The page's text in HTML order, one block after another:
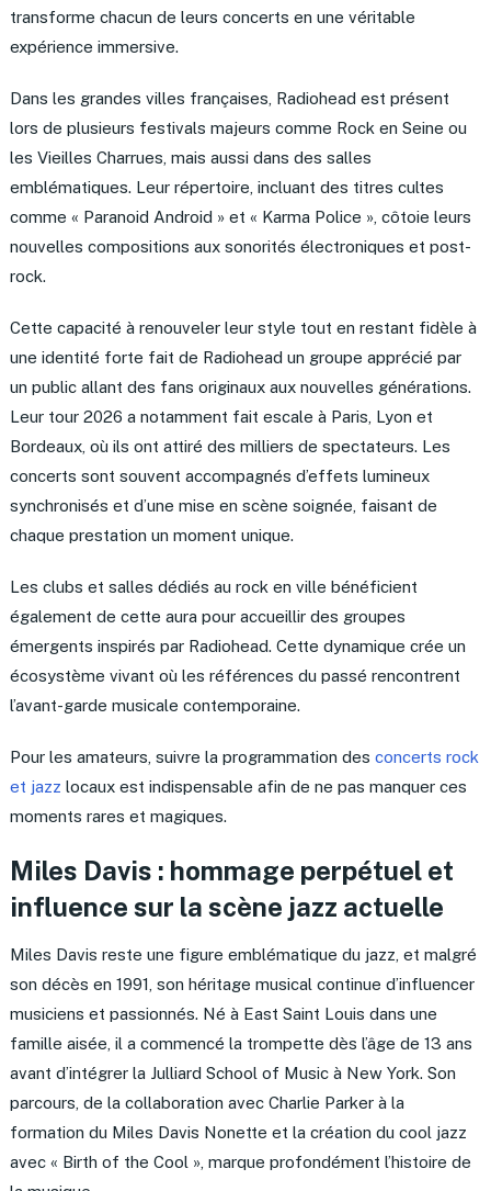
transforme chacun de leurs concerts en une véritable
expérience immersive.
Dans les grandes villes françaises, Radiohead est présent
lors de plusieurs festivals majeurs comme Rock en Seine ou
les Vieilles Charrues, mais aussi dans des salles
emblématiques. Leur répertoire, incluant des titres cultes
comme « Paranoid Android » et « Karma Police », côtoie leurs
nouvelles compositions aux sonorités électroniques et post-
rock.
Cette capacité à renouveler leur style tout en restant fidèle à
une identité forte fait de Radiohead un groupe apprécié par
un public allant des fans originaux aux nouvelles générations.
Leur tour 2026 a notamment fait escale à Paris, Lyon et
Bordeaux, où ils ont attiré des milliers de spectateurs. Les
concerts sont souvent accompagnés d’effets lumineux
synchronisés et d’une mise en scène soignée, faisant de
chaque prestation un moment unique.
Les clubs et salles dédiés au rock en ville bénéficient
également de cette aura pour accueillir des groupes
émergents inspirés par Radiohead. Cette dynamique crée un
écosystème vivant où les références du passé rencontrent
l’avant-garde musicale contemporaine.
Pour les amateurs, suivre la programmation des concerts rock
et jazz locaux est indispensable afin de ne pas manquer ces
moments rares et magiques.
Miles Davis : hommage perpétuel et
influence sur la scène jazz actuelle
Miles Davis reste une figure emblématique du jazz, et malgré
son décès en 1991, son héritage musical continue d’influencer
musiciens et passionnés. Né à East Saint Louis dans une
famille aisée, il a commencé la trompette dès l’âge de 13 ans
avant d’intégrer la Julliard School of Music à New York. Son
parcours, de la collaboration avec Charlie Parker à la
formation du Miles Davis Nonette et la création du cool jazz
avec « Birth of the Cool », marque profondément l’histoire de